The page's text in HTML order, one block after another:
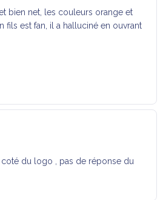
bien net, les couleurs orange et
fils est fan, il a halluciné en ouvrant
coté du logo , pas de réponse du